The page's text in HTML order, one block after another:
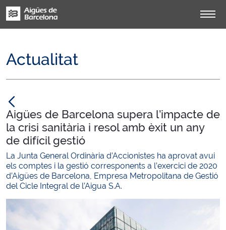
Actualitat
Aigües de Barcelona supera l’impacte de
la crisi sanitària i resol amb èxit un any
de difícil gestió
La Junta General Ordinària d’Accionistes ha aprovat avui
els comptes i la gestió corresponents a l’exercici de 2020
d’Aigües de Barcelona, Empresa Metropolitana de Gestió
del Cicle Integral de l’Aigua S.A.